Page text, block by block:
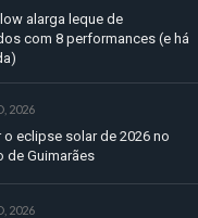
alarga leque de
com 8 performances (e há
2026
o eclipse solar de 2026 no
de Guimarães
2026